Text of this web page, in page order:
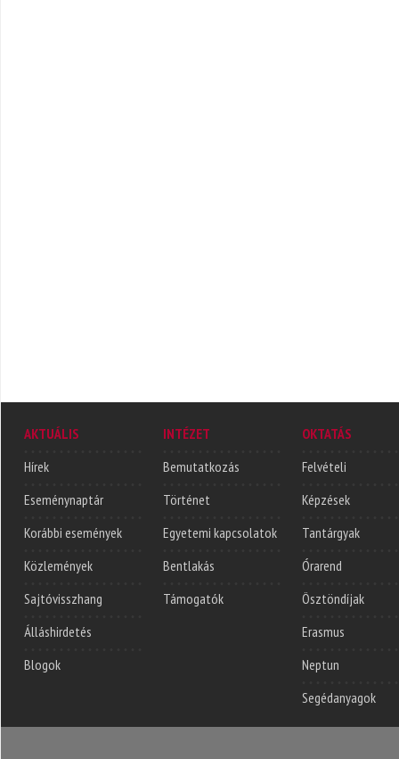
AKTUÁLIS
Hírek
Eseménynaptár
Korábbi események
Közlemények
Sajtóvisszhang
Álláshirdetés
Blogok
INTÉZET
Bemutatkozás
Történet
Egyetemi kapcsolatok
Bentlakás
Támogatók
OKTATÁS
Felvételi
Képzések
Tantárgyak
Órarend
Ösztöndíjak
Erasmus
Neptun
Segédanyagok